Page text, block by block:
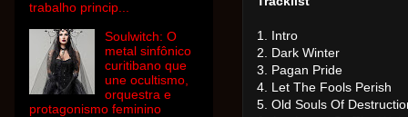
1. Intro
2. Dark Winter
3. Pagan Pride
4. Let The Fools Perish
5. Old Souls Of
trabalho princip...
Soulwitch: O
metal sinfônico
curitibano que
une ocultismo,
orquestra e
protagonismo feminino